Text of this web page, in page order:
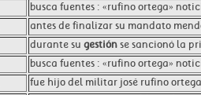
busca fuentes : «rufino ortega»
antes de finalizar su mandato
durante su gestión se sancionó la
busca fuentes : «rufino ortega»
fue hijo del militar josé rufino